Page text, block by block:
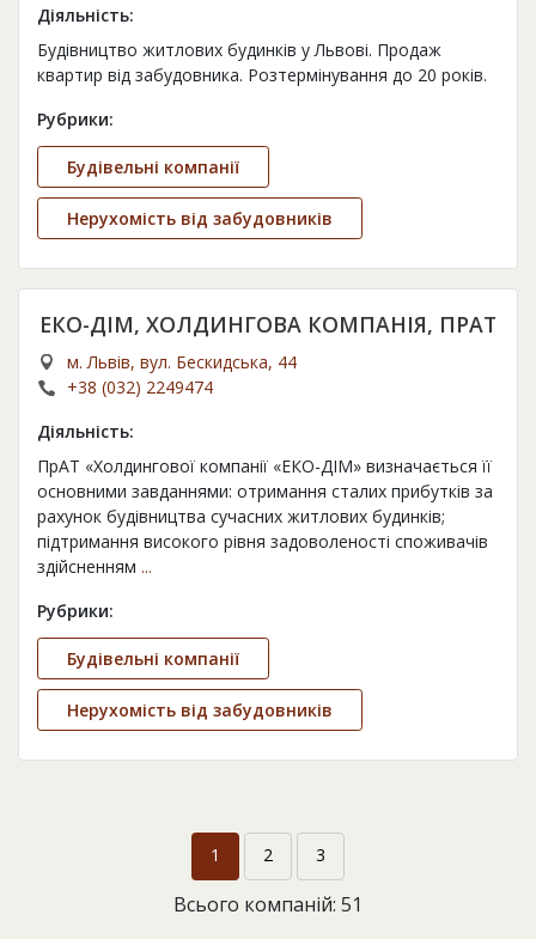
Діяльність:
Будівництво житлових будинків у Львові. Продаж
квартир від забудовника. Розтермінування до 20 років.
Рубрики:
Будівельні компанії
Нерухомість від забудовників
ЕКО-ДІМ, ХОЛДИНГОВА КОМПАНІЯ, ПРАТ
м. Львів, вул. Бескидська, 44
+38 (032) 2249474
Діяльність:
ПрАТ «Холдингової компанії «ЕКО-ДІМ» визначається її
основними завданнями: отримання сталих прибутків за
рахунок будівництва сучасних житлових будинків;
підтримання високого рівня задоволеності споживачів
здійсненням ...
Рубрики:
Будівельні компанії
Нерухомість від забудовників
1 2 3
Всього компаній: 51